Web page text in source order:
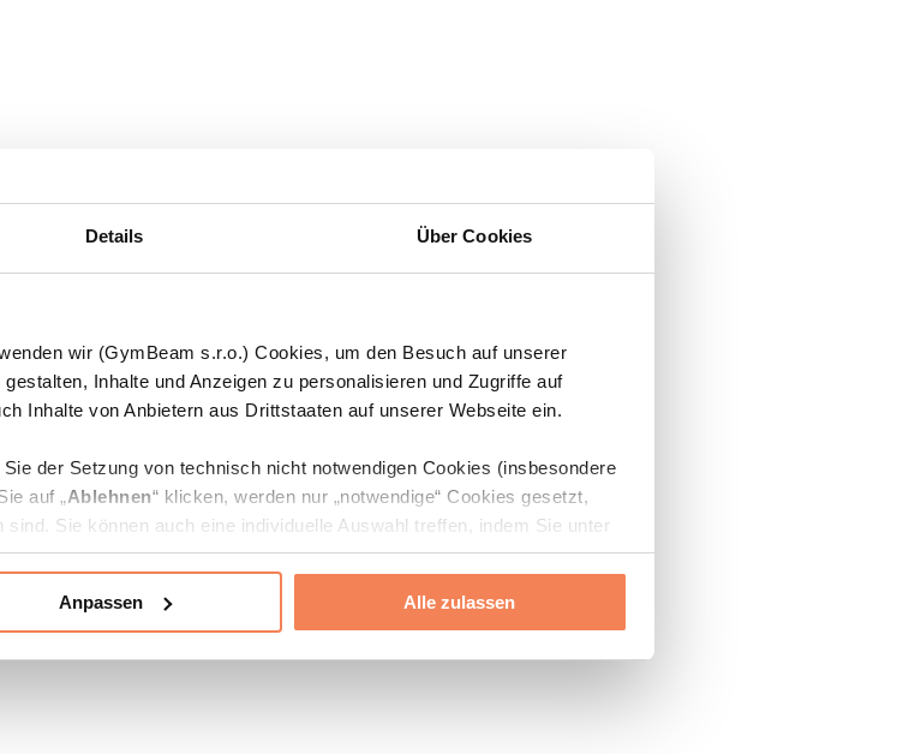
Details Über Cookies
wir (GymBeam s.r.o.) Cookies, um den Besuch auf unserer
Inhalte und Anzeigen zu personalisieren und Zugriffe auf
Inhalte von Anbietern aus Drittstaaten auf unserer Webseite ein.
der Setzung von technisch nicht notwendigen Cookies (insbesondere
auf „Ablehnen“ klicken, werden nur „notwendige“ Cookies gesetzt,
Sie können auch eine individuelle Auswahl treffen, indem Sie unter
und „Auswahl erlauben“ klicken.
Daten finden Sie in den Unterpunkten „Details“ und „Über Cookies“
Anpassen Alle zulassen